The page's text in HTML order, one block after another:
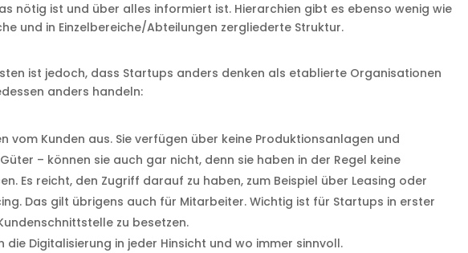
nötig ist und über alles informiert ist. Hierarchien gibt es ebenso wenig wie
und in Einzelbereiche/Abteilungen zergliederte Struktur.
ist jedoch, dass Startups anders denken als etablierte Organisationen
anders handeln:
vom Kunden aus. Sie verfügen über keine Produktionsanlagen und
– können sie auch gar nicht, denn sie haben in der Regel keine
Es reicht, den Zugriff darauf zu haben, zum Beispiel über Leasing oder
Das gilt übrigens auch für Mitarbeiter. Wichtig ist für Startups in erster
zu besetzen.
die Digitalisierung in jeder Hinsicht und wo immer sinnvoll.